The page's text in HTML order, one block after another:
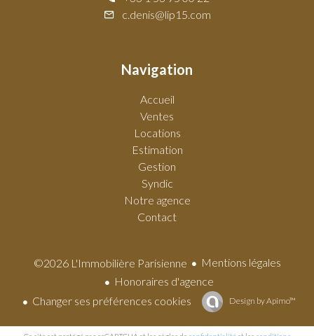
c.denis@lip15.com
Navigation
Accueil
Ventes
Locations
Estimation
Gestion
Syndic
Notre agence
Contact
©2026 L'Immobilière Parisienne
Mentions légales
Honoraires d'agence
Changer ses préférences cookies
Design byApimo™